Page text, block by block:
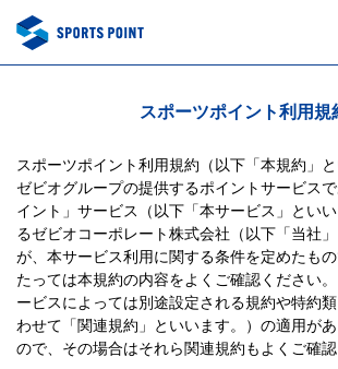
スポーツポイント利用規
スポーツポイント利用規約（以下「本規約」と
ゼビオグループの提供するポイントサービス
イント」サービス（以下「本サービス」とい
るゼビオコーポレート株式会社（以下「当社」
が、本サービス利用に関する条件を定めたも
たっては本規約の内容をよくご確認ください
ービスによっては別途設定される規約や特約
わせて「関連規約」といいます。）の適用が
ので、その場合はそれら関連規約もよくご確認